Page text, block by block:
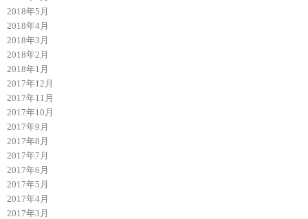
2018年5月
2018年4月
2018年3月
2018年2月
2018年1月
2017年12月
2017年11月
2017年10月
2017年9月
2017年8月
2017年7月
2017年6月
2017年5月
2017年4月
2017年3月